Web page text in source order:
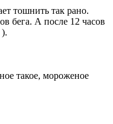
тошнить так рано.
бега. А после 12 часов
такое, мороженое